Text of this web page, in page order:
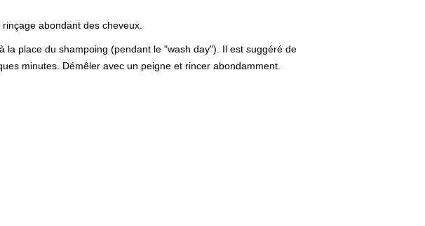
abondant des cheveux.
place du shampoing (pendant le "wash day"). Il est suggéré de
minutes. Démêler avec un peigne et rincer abondamment.